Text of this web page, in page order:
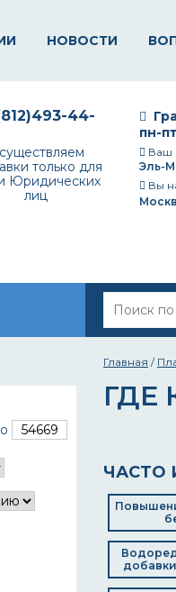
НОВОСТИ
пн-
Ваш
Эль-
Вы
44-
только для
Юридических
лиц
Главная /
ГДЕ
ЧАСТО